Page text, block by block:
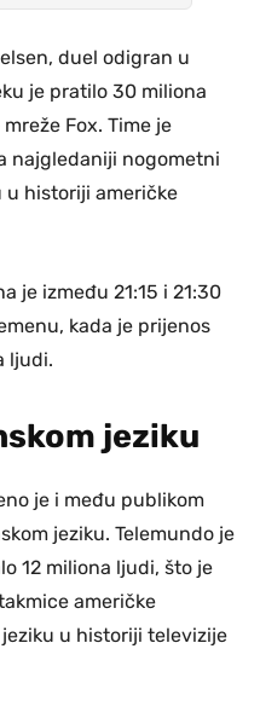
duel odigran u
je pratilo 30 miliona
Fox. Time je
najgledaniji nogometni
u historiji američke
je između 21:15 i 21:30
kada je prijenos
ljudi.
jeziku
je i među publikom
jeziku. Telemundo je
12 miliona ljudi, što je
američke
u historiji televizije